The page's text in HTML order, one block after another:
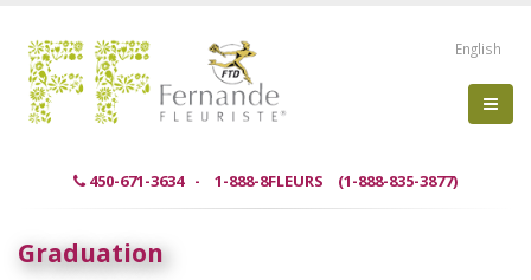
English
450-671-3634 - 1-888-8FLEURS (1-888-835-3877)
Graduation